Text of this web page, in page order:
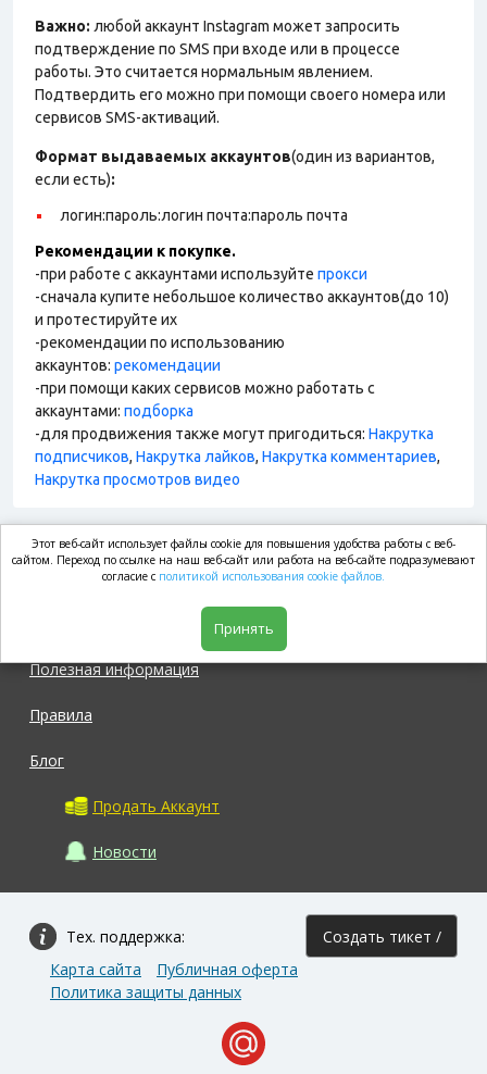
Важно: любой аккаунт Instagram может запросить
подтверждение по SMS при входе или в процессе
работы. Это считается нормальным явлением.
Подтвердить его можно при помощи своего номера или
сервисов SMS-активаций.
Формат выдаваемых аккаунтов(один из вариантов,
если есть):
логин:пароль:логин почта:пароль почта
Рекомендации к покупке.
-при работе с аккаунтами используйте прокси
-сначала купите небольшое количество аккаунтов(до 10)
и протестируйте их
-рекомендации по использованию
аккаунтов: рекомендации
-при помощи каких сервисов можно работать с
аккаунтами: подборка
-для продвижения также могут пригодиться: Накрутка
подписчиков, Накрутка лайков, Накрутка комментариев,
Накрутка просмотров видео
market.com
Полезная информация
Правила
Блог
Продать Аккаунт
Новости
Тех. поддержка: Создать тикет /
Карта сайта
Публичная оферта
Политика защиты данных
Этот веб-сайт использует файлы cookie для повышения удобства работы с веб-
сайтом. Переход по ссылке на наш веб-сайт или работа на веб-сайте подразумевают
согласие с политикой использования cookie файлов.
Принять